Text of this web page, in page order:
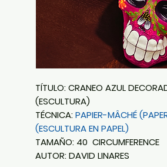
TÍTULO: CRANEO AZUL
(ESCULTURA)
TÉCNICA:PAPIER-MÂCHÉ
(ESCULTURA EN PAPEL)
TAMAÑO: 40 CIRCUMFERENCE
AUTOR: DAVID LINARES